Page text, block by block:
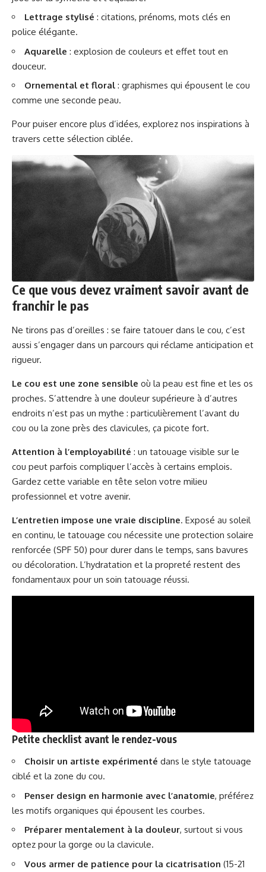
Lettrage stylisé : citations, prénoms, mots clés en
police élégante.
Aquarelle : explosion de couleurs et effet tout en
douceur.
Ornemental et floral : graphismes qui épousent le cou
comme une seconde peau.
Pour puiser encore plus d’idées, explorez nos inspirations à
travers cette sélection ciblée.
Ce que vous devez vraiment savoir avant de
franchir le pas
Ne tirons pas d’oreilles : se faire tatouer dans le cou, c’est
aussi s’engager dans un parcours qui réclame anticipation et
rigueur.
Le cou est une zone sensible où la peau est fine et les os
proches. S’attendre à une douleur supérieure à d’autres
endroits n’est pas un mythe : particulièrement l’avant du
cou ou la zone près des clavicules, ça picote fort.
Attention à l’employabilité : un tatouage visible sur le
cou peut parfois compliquer l’accès à certains emplois.
Gardez cette variable en tête selon votre milieu
professionnel et votre avenir.
L’entretien impose une vraie discipline. Exposé au soleil
en continu, le tatouage cou nécessite une protection solaire
renforcée (SPF 50) pour durer dans le temps, sans bavures
ou décoloration. L’hydratation et la propreté restent des
fondamentaux pour un soin tatouage réussi.
Petite checklist avant le rendez-vous
Choisir un artiste expérimenté dans le style tatouage
ciblé et la zone du cou.
Penser design en harmonie avec l’anatomie, préférez
les motifs organiques qui épousent les courbes.
Préparer mentalement à la douleur, surtout si vous
optez pour la gorge ou la clavicule.
Vous armer de patience pour la cicatrisation (15-21